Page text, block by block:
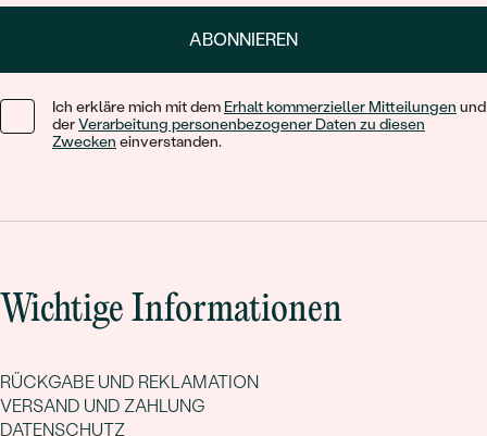
ABONNIEREN
Ich erkläre mich mit dem Erhalt kommerzieller Mitteilungen und
derVerarbeitung personenbezogener Daten zu diesen
Zwecken einverstanden.
Wichtige Informationen
RÜCKGABE UND REKLAMATION
VERSAND UND ZAHLUNG
DATENSCHUTZ